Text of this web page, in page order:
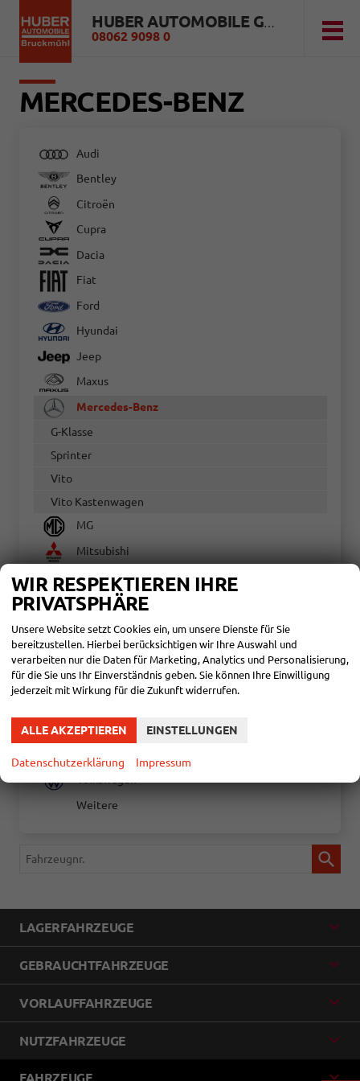
HUBER AUTOMOBILE GMBH
08062 9098 0
MERCEDES-BENZ
Audi
Bentley
Citroën
Cupra
Dacia
Fiat
Ford
Hyundai
Jeep
Maxus
Mercedes-Benz
G-Klasse
Sprinter
Vito
Vito Kastenwagen
MG
Mitsubishi
Nissan
Opel
Peugeot
Renault
SEAT
Suzuki
Weitere
Fahrzeugnr.
LAGERFAHRZEUGE
GEBRAUCHTFAHRZEUGE
VORLAUFFAHRZEUGE
NUTZFAHRZEUGE
FAHRZEUGE
WIR RESPEKTIEREN IHRE
PRIVATSPHÄRE
Unsere Website setzt Cookies ein, um unsere Dienste für Sie
bereitzustellen. Hierbei berücksichtigen wir Ihre Auswahl und
verarbeiten nur die Daten für Marketing, Analytics und Personalisierung,
für die Sie uns Ihr Einverständnis geben. Sie können Ihre Einwilligung
jederzeit mit Wirkung für die Zukunft widerrufen.
ALLE AKZEPTIEREN EINSTELLUNGEN
Datenschutzerklärung Impressum